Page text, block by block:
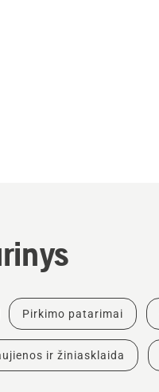
Pirkimo patarimai
ir žiniasklaida